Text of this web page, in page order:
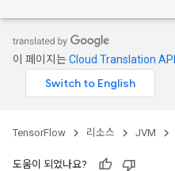
이 페이지는Cloud Translation API
TensorFlow 리소스 JVM
도움이 되었나요?